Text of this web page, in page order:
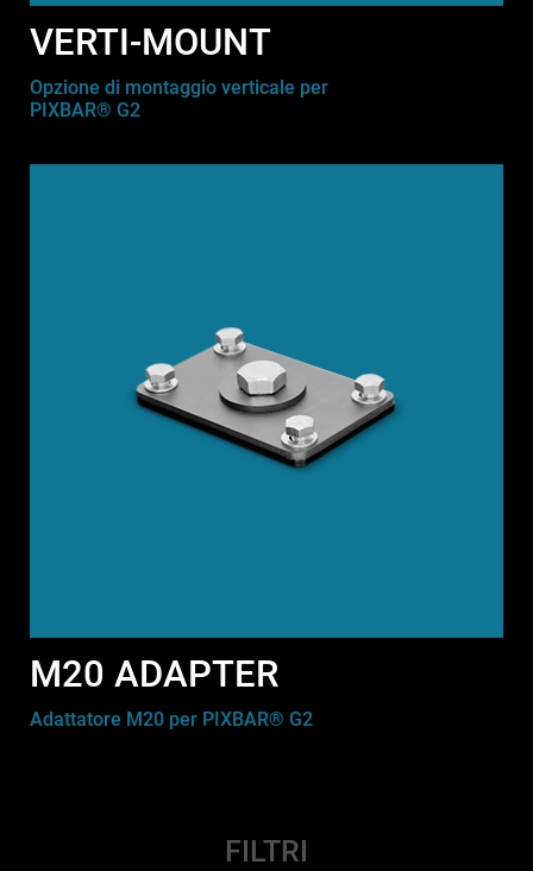
VERTI-MOUNT
Opzione di montaggio verticale per
PIXBAR® G2
M20 ADAPTER
Adattatore M20 per PIXBAR® G2
FILTRI